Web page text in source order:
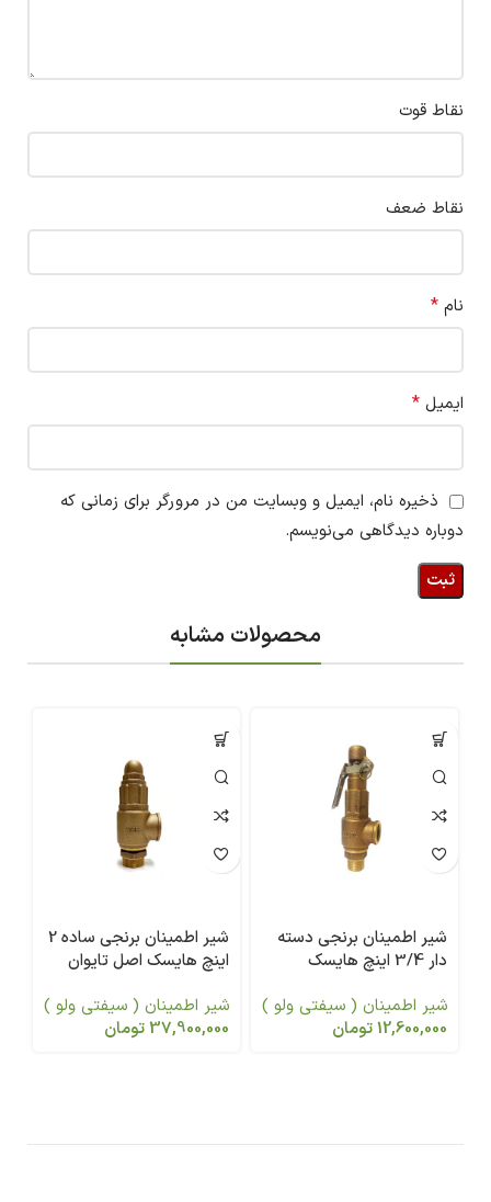
نقاط قوت
نقاط ضعف
نام *
ایمیل *
ذخیره نام، ایمیل و وبسایت من در مرورگر برای زمانی که
دوباره دیدگاهی می‌نویسم.
محصولات مشابه
شیر اطمینان برنجی دسته
دار 3/4 اینچ هایسک
شیر اطمینان ( سیفتی ولو )
12,600,000تومان
شیر اطمینان برنجی ساده 2
اینچ هایسک اصل تایوان
شیر اطمینان ( سیفتی ولو )
37,900,000تومان